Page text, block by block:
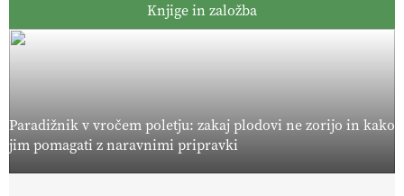
Knjige in založba
Paradižnik v vročem poletju: zakaj plodovi ne zorijo in kako
jim pomagati z naravnimi pripravki